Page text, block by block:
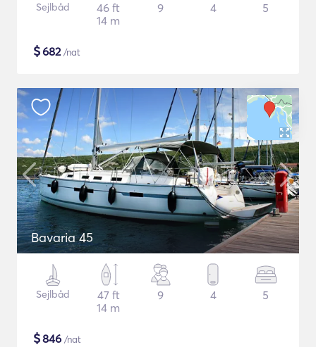
Sejlbåd
46 ft
14 m
9 4 5
$682/nat
Bavaria 45
Sejlbåd
47 ft
14 m
9 4 5
$846 /nat